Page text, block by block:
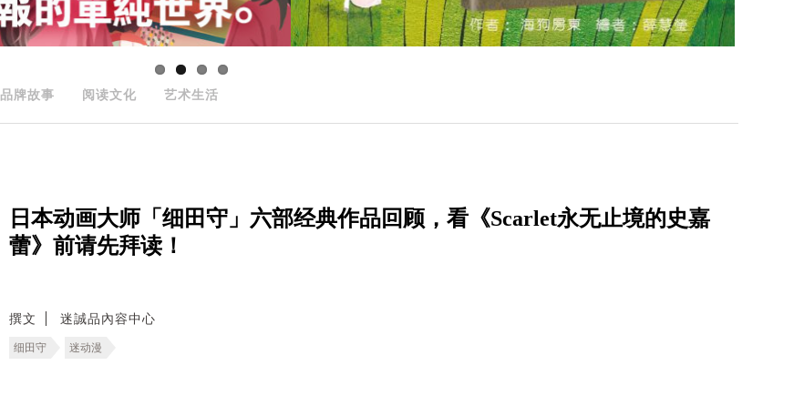
品牌故事 阅读文化 艺术生活
日本动画大师「细田守」六部经典作品回顾，看《Scarlet永无止境的史嘉
蕾》前请先拜读！
撰文 迷誠品內容中心
细田守 迷动漫